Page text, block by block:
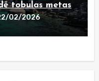
tobulas metas
02/2026